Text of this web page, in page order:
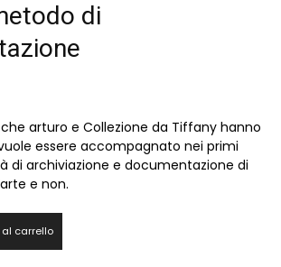
di
arturo e Collezione da Tiffany hanno
essere accompagnato nei primi
di archiviazione e documentazione di
e non.
carrello